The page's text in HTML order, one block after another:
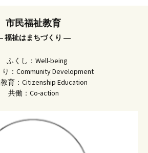
市民福祉教育
福祉はまちづくり ―
ふくし：Well-being
り：Community Development
育：Citizenship Education
共働：Co-action